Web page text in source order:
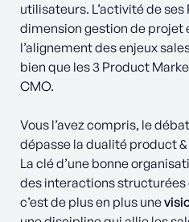
utilisateurs. L’activité de
dimension gestion de projet
l’alignement des enjeux
bien que les 3 Product
CMO.
Vous l’avez compris, le
dépasse la dualité product
La clé d’une bonne
des interactions structurées
c’est de plus en plus une